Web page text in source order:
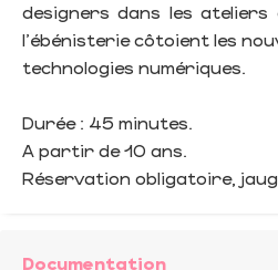
designers dans les
l'ébénisterie côtoient les
technologies numériques.
Durée : 45 minutes.
A partir de 10 ans.
Réservation obligatoire,
Documentation